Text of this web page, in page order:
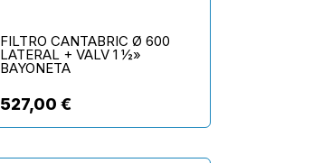
FILTRO CANTABRIC Ø 600
LATERAL + VALV 1 ½»
BAYONETA
527,00 €